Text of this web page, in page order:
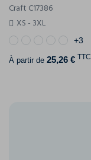
Craft C17386
XS - 3XL
+3
À partir de 25,26 € TTC